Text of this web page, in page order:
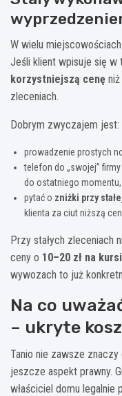
W wielu
Jeśli klient wpisuje się w
korzystniejszą cenę
zleceniach.
Dobrym zwyczajem jest:
prowadzenie prostych
telefon do „swojej”
do ostatniego momentu,
pytać o zniżki przy
klienta za ciut niższą
Przy stałych zleceniach
ceny o 10–20 zł na
wywozach to już
Na co
– ukryte
Tanio nie zawsze
jeszcze aspekt prawny.
właściciel domu